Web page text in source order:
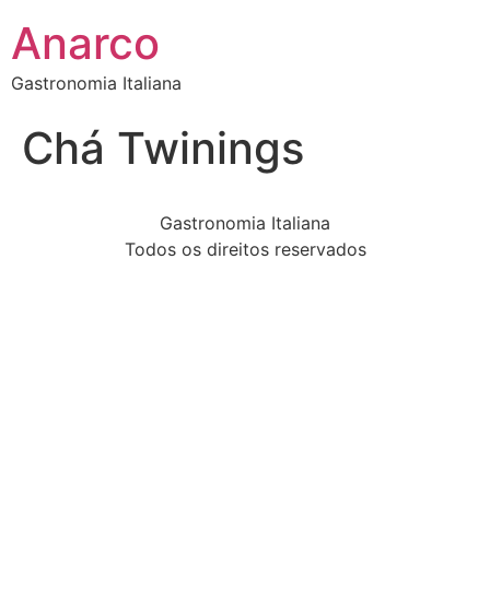
Anarco
Gastronomia Italiana
Chá Twinings
Gastronomia Italiana
Todos os direitos reservados